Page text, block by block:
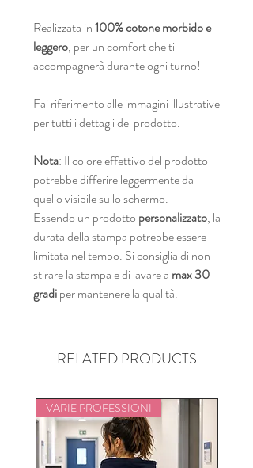
Realizzata in100% cotone morbido e
leggero, per un comfort che ti
accompagnerà durante ogni turno!
Fai riferimento alle immagini illustrative
per tutti i dettagli del prodotto.
Nota: Il colore effettivo del prodotto
potrebbe differire leggermente da
quello visibile sullo schermo.
Essendo un prodotto personalizzato, la
durata della stampa potrebbe essere
limitata nel tempo. Si consiglia di non
stirare la stampa e di lavare a max 30
gradiper mantenere la qualità.
RELATED PRODUCTS
VARIE PROFESSIONI